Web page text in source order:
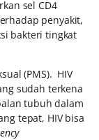
sel CD4
penyakit,
bakteri tingkat
(PMS). HIV
sudah terkena
tubuh dalam
tepat, HIV bisa